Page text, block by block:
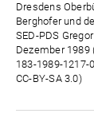
Dresdens
Berghofer und
SED-PDS
Dezember 1989
183-1989-1217-
CC-BY-SA 3.0)